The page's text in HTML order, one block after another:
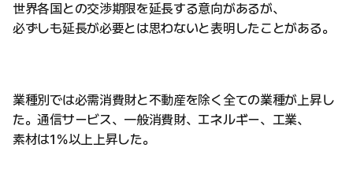
世界各国との交渉期限を延長する意向があるが、
必ずしも延長が必要とは思わないと表明したことがある。
業種別では必需消費財と不動産を除く全ての業種が上昇し
た。通信サービス、一般消費財、エネルギー、工業、
素材は1％以上上昇した。